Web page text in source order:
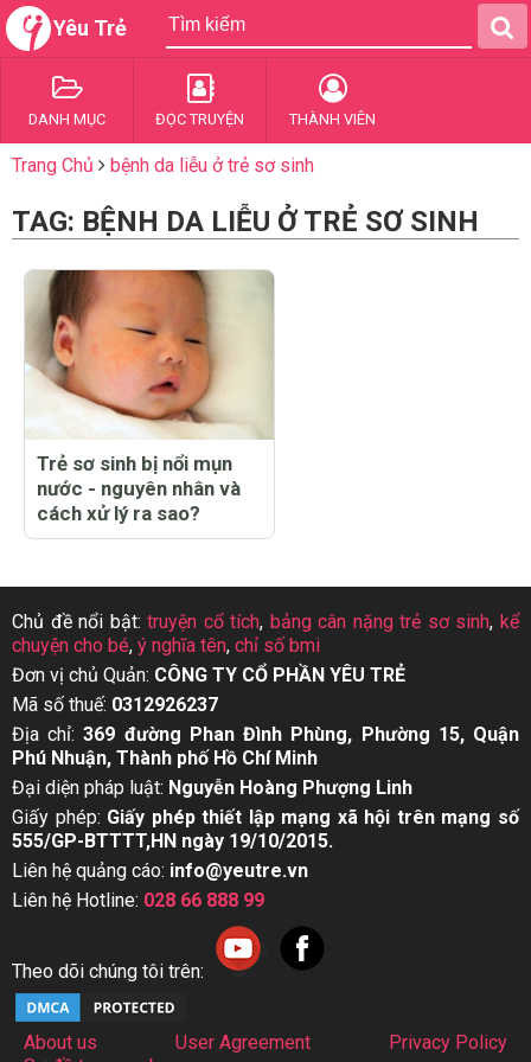
Yêu Trẻ
DANH MỤC ĐỌC TRUYỆN THÀNH VIÊN
Trang Chủ bệnh da liễu ở trẻ sơ sinh
TAG: BỆNH DA LIỄU Ở TRẺ SƠ SINH
Trẻ sơ sinh bị nổi mụn
nước - nguyên nhân và
cách xử lý ra sao?
Chủ đề nổi bật:truyện cổ tích, bảng cân nặng trẻ sơ sinh,kể
chuyện cho bé, ý nghĩa tên, chỉ số bmi
Đơn vị chủ Quản: CÔNG TY CỔ PHẦN YÊU TRẺ
Mã số thuế: 0312926237
Địa chỉ:369 đường Phan Đình Phùng, Phường 15, Quận
Phú Nhuận, Thành phố Hồ Chí Minh
Đại diện pháp luật: Nguyễn Hoàng Phượng Linh
Giấy phép: Giấy phép thiết lập mạng xã hội trên mạng số
555/GP-BTTTT,HN ngày 19/10/2015.
Liên hệ quảng cáo: info@yeutre.vn
Liên hệ Hotline: 028 66 888 99
Theo dõi chúng tôi trên:
About us User Agreement
Privacy Policy